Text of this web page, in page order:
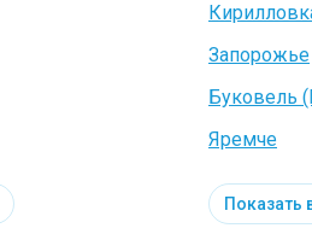
Запорожье
Буковель
Яремче
Показать